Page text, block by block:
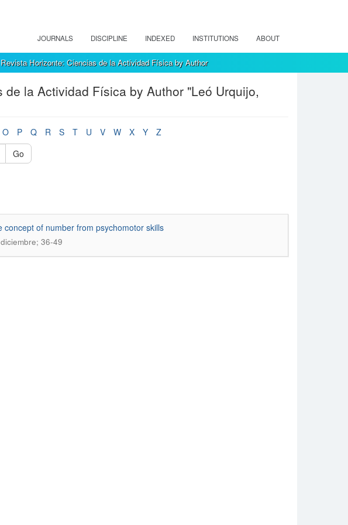
JOURNALS DISCIPLINE INDEXED INSTITUTIONS ABOUT
Horizonte: Ciencias de la Actividad Física by Author
la Actividad Física by Author "Leó Urquijo,
O P Q R S T U V W X Y
Z
Go
of number from psychomotor skills
36-49